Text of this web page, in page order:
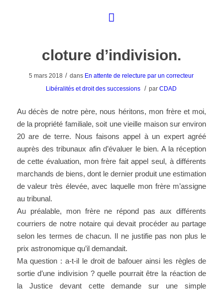
cloture d’indivision.
5 mars 2018 / dans En attente de relecture par un correcteur
Libéralités et droit des successions
/ parCDAD
Au décès de notre père, nous héritons, mon frère et moi,
de la propriété familiale, soit une vieille maison sur environ
20 are de terre. Nous faisons appel à un expert agréé
auprès des tribunaux afin d’évaluer le bien. A la réception
de cette évaluation, mon frère fait appel seul, à différents
marchands de biens, dont le dernier produit une estimation
de valeur très élevée, avec laquelle mon frère m’assigne
au tribunal.
Au préalable, mon frère ne répond pas aux différents
courriers de notre notaire qui devait procéder au partage
selon les termes de chacun. Il ne justifie pas non plus le
prix astronomique qu’il demandait.
Ma question : a-t-il le droit de bafouer ainsi les règles de
sortie d’une indivision ? quelle pourrait être la réaction de
la Justice devant cette demande sur une simple